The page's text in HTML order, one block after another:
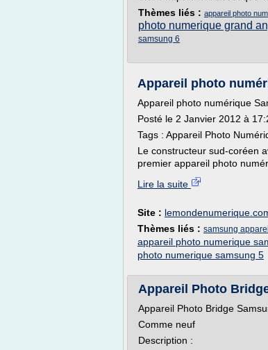
Thèmes liés : appareil photo
photo numerique grand
samsung 6
Appareil photo
Appareil photo numérique
Posté le 2 Janvier 2012 à
Tags : Appareil Photo
Le constructeur sud-coréen
premier appareil photo
Lire la suite
Site :
Thèmes liés : samsung
appareil photo numerique
photo numerique samsung 5
Appareil Photo
Appareil Photo Bridge
Comme neuf
Description :